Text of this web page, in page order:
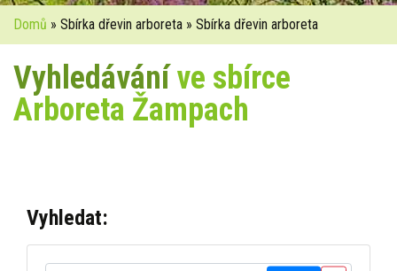
Domů » Sbírka dřevin arboreta » Sbírka dřevin arboreta
Vyhledáváníve sbírce
Arboreta Žampach
Vyhledat: